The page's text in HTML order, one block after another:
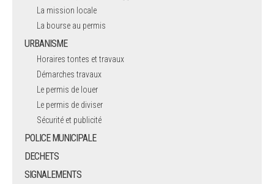
La mission locale
La bourse au permis
URBANISME
Horaires tontes et travaux
Démarches travaux
Le permis de louer
Le permis de diviser
Sécurité et publicité
POLICE MUNICIPALE
DECHETS
SIGNALEMENTS